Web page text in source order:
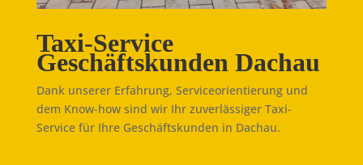
Taxi-Service
Geschäftskunden Dachau
Dank unserer Erfahrung, Serviceorientierung und
dem Know-how sind wir Ihr zuverlässiger Taxi-
Service für Ihre Geschäftskunden in Dachau.